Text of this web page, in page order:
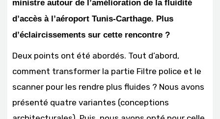
ministre autour de l’amélioration de la fluidité
d’accès à l’aéroport Tunis-Carthage. Plus
d’éclaircissements sur cette rencontre ?
Deux points ont été abordés. Tout d’abord,
comment transformer la partie Filtre police et le
scanner pour les rendre plus fluides ? Nous avons
présenté quatre variantes (conceptions